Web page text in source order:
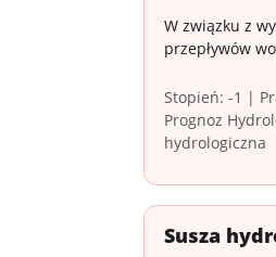
W związku z
przepływów
Stopień: -1 |
Prognoz
hydrologiczna
Susza